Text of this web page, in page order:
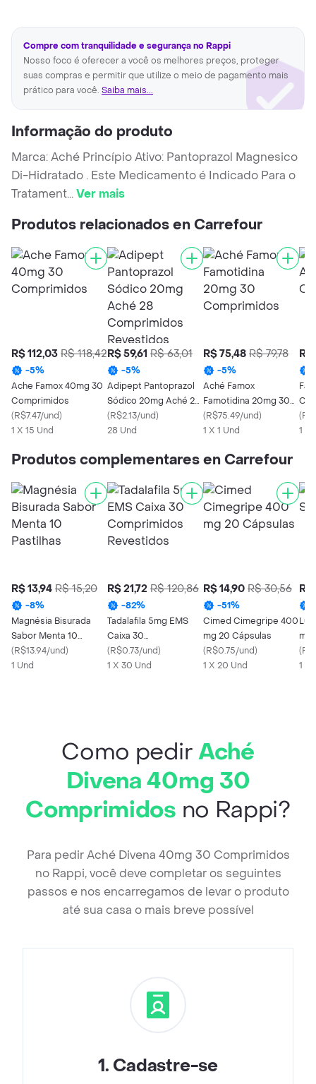
Compre com tranquilidade e segurança no Rappi
Nosso foco é oferecer a você os melhores preços, proteger
suas compras e permitir que utilize o meio de pagamento mais
prático para você. Saiba mais...
Informação do produto
Marca: Aché Princípio Ativo: Pantoprazol Magnesico
Di-Hidratado . Este Medicamento é Indicado Para o
Tratament...Ver mais
Produtos relacionados en Carrefour
R$ 112,03 R$ 118,42
-5%
Ache Famox 40mg 30
Comprimidos
(R$7.47/und)
1 X 15 Und
R$ 59,61 R$ 63,01
-5%
Adipept Pantoprazol
Sódico 20mg Aché 28
Comprimidos
Revestidos
(R$2.13/und)
28 Und
R$ 75,48 R$ 79,78
-5%
Aché Famox
Famotidina 20mg 30
Comprimidos
(R$75.49/und)
1 X 1 Und
R$
(
1 X
Produtos complementares en Carrefour
R$ 13,94 R$ 15,20
-8%
Magnésia Bisurada
Sabor Menta 10
Pastilhas
(R$13.94/und)
1 Und
R$ 21,72 R$ 120,86
-82%
Tadalafila 5mg EMS
Caixa 30
Comprimidos
Revestidos
(R$0.73/und)
1 X 30 Und
R$ 14,90 R$ 30,56
-51%
Cimed Cimegripe 400
mg 20 Cápsulas
(R$0.75/und)
1 X 20 Und
R$
mL
(
1 X
Como pedirAché
Divena 40mg 30
Comprimidos no Rappi?
Para pedir Aché Divena 40mg 30 Comprimidos
no Rappi, você deve completar os seguintes
passos e nos encarregamos de levar o produto
até sua casa o mais breve possível
1. Cadastre-se